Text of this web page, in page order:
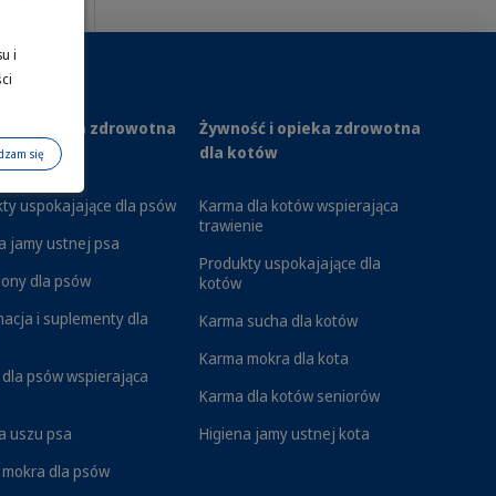
i opieka zdrowotna
uspokajające dla psów
jamy ustnej psa
dla psów
i suplementy dla
psów wspierająca
uszu psa
dla psów
Żywność i opieka zdrowotna
dla kotów
Karma dla kotów wspierająca
trawienie
Produkty uspokajające dla
kotów
Karma sucha dla kotów
Karma mokra dla kota
Karma dla kotów seniorów
Higiena jamy ustnej kota
i
się